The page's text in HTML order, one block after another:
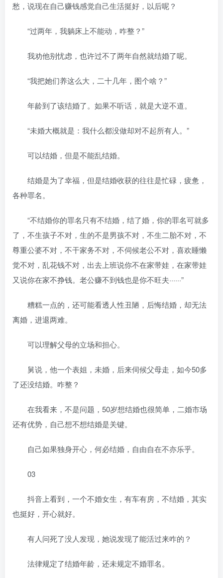
愁，说现在自己赚钱感觉自己生活挺好，以后呢？
“过两年，我躺床上不能动，咋整？”
我劝他别忧虑，也许过不了两年自然就结婚了呢。
“我把她们养这么大，二十几年，图个啥？”
年龄到了该结婚了。如果不听话，就是大逆不道。
“未婚大概就是：我什么都没做却对不起所有人。”
可以结婚，但是不能乱结婚。
结婚是为了幸福，但是结婚收获的往往是忙碌，疲惫，
各种罪名。
“不结婚你的罪名只有不结婚，结了婚，你的罪名可就多
了，不生孩子不对，生的不是男孩不对，不生二胎不对，不
尊重公婆不对，不干家务不对，不伺候老公不对，喜欢睡懒
觉不对，乱花钱不对，出去上班说你不在家带娃，在家带娃
又说你在家不挣钱。老公赚不到钱也是你不旺夫······”
糟糕一点的，还可能看透人性丑陋，后悔结婚，却无法
离婚，进退两难。
可以理解父母的立场和担心。
舅说，他一个表姐，未婚，后来伺候父母走，如今50多
了还没结婚。咋整？
在我看来，不是问题，50岁想结婚也很简单，二婚市场
还有优势，自己想不想结婚是关键。
自己如果独身开心，何必结婚，自由自在不亦乐乎。
03
抖音上看到，一个不婚女生，有车有房，不结婚，其实
也挺好，开心就好。
有人问死了没人发现，她说发现了能活过来咋的？
法律规定了结婚年龄，还未规定不婚罪名。